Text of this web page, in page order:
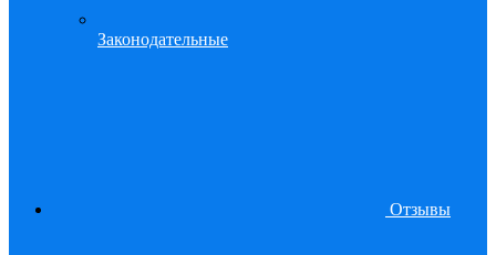
Законодательные
Отзывы